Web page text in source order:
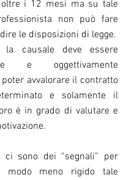
i 12 mesi ma su tale
non può fare
le disposizioni di legge.
la causale deve essere
e oggettivamente
avvalorare il contratto
e solamente il
è in grado di valutare e
ci sono dei “segnali” per
modo meno rigido tale